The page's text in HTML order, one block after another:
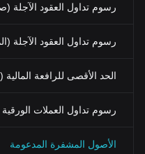
رسوم تداول العقود الآجلة
رسوم تداول العقود الآجلة
الحد الأقصى للرافعة المالية
رسوم تداول العملات الورقية
الأصول المشفرة المدعومة